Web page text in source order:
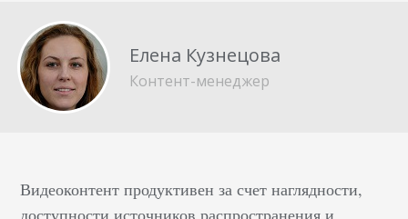
Елена Кузнецова
Контент-менеджер
Видеоконтент продуктивен за счет наглядности,
доступности источников распространения и